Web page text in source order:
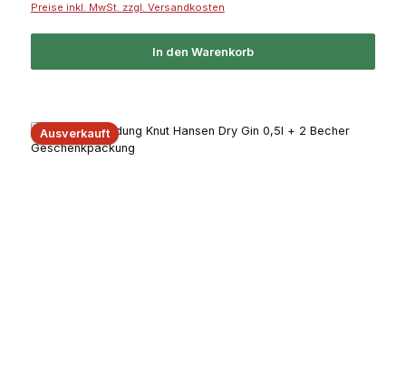
Preise inkl. MwSt. zzgl. Versandkosten
In den Warenkorb
Ausverkauft